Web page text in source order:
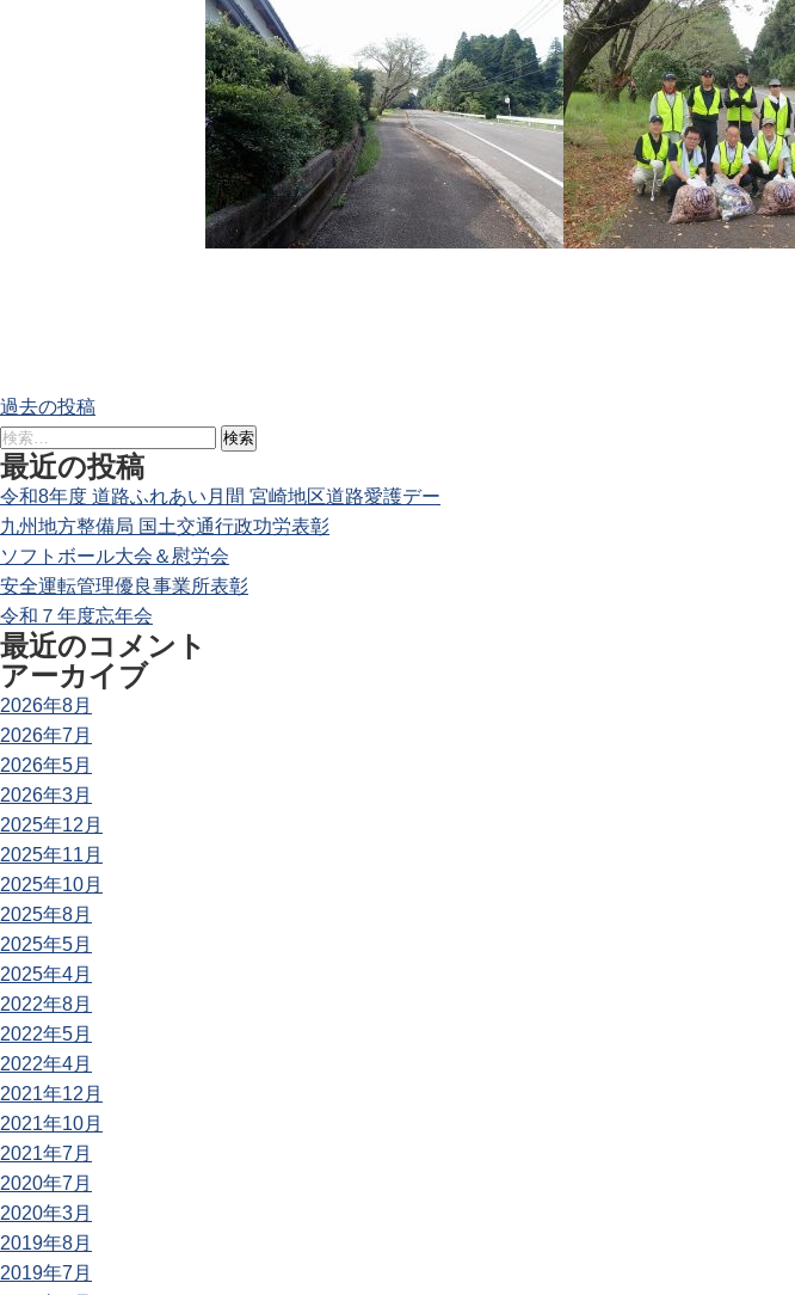
投
稿
ナ
ビ
ゲ
ー
シ
ョ
ン
過去の投稿
検
索:
最近の投稿
令和8年度 道路ふれあい月間 宮崎地区道路愛護デー
九州地方整備局 国土交通行政功労表彰
ソフトボール大会＆慰労会
安全運転管理優良事業所表彰
令和７年度忘年会
最近のコメント
アーカイブ
2026年8月
2026年7月
2026年5月
2026年3月
2025年12月
2025年11月
2025年10月
2025年8月
2025年5月
2025年4月
2022年8月
2022年5月
2022年4月
2021年12月
2021年10月
2021年7月
2020年7月
2020年3月
2019年8月
2019年7月